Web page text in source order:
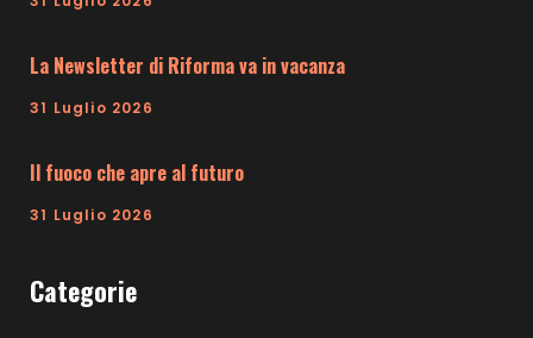
La Newsletter di Riforma va in vacanza
31 Luglio 2026
Il fuoco che apre al futuro
31 Luglio 2026
Categorie